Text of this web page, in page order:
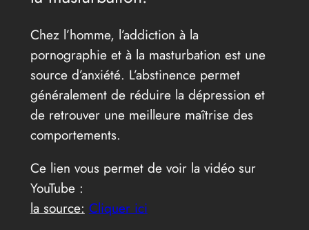
Chez l’homme, l’addiction à la
pornographie et à la masturbation est une
source d’anxiété. L’abstinence permet
généralement de réduire la dépression et
de retrouver une meilleure maîtrise des
comportements.
Ce lien vous permet de voir la vidéo sur
YouTube :
la source: Cliquer ici